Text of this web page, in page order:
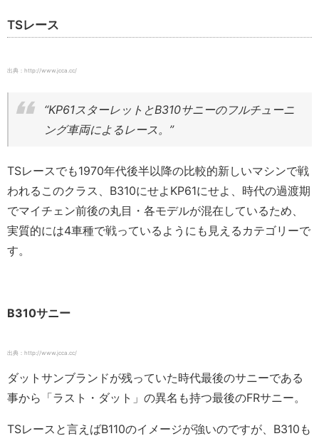
TSレース
出典：http://www.jcca.cc/
“KP61スターレットとB310サニーのフルチューニ
ング車両によるレース。”
TSレースでも1970年代後半以降の比較的新しいマシンで戦
われるこのクラス、B310にせよKP61にせよ、時代の過渡期
でマイチェン前後の丸目・各モデルが混在しているため、
実質的には4車種で戦っているようにも見えるカテゴリーで
す。
B310サニー
出典：http://www.jcca.cc/
ダットサンブランドが残っていた時代最後のサニーである
事から「ラスト・ダット」の異名も持つ最後のFRサニー。
TSレースと言えばB110のイメージが強いのですが、B310も